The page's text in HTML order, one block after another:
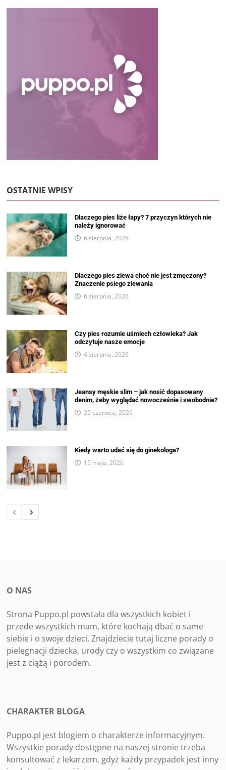
OSTATNIE WPISY
Dlaczego pies liże łapy? 7 przyczyn których nie
należy ignorować
6 sierpnia, 2026
Dlaczego pies ziewa choć nie jest zmęczony?
Znaczenie psiego ziewania
6 sierpnia, 2026
Czy pies rozumie uśmiech człowieka? Jak
odczytuje nasze emocje
4 sierpnia, 2026
Jeansy męskie slim – jak nosić dopasowany
denim, żeby wyglądać nowocześnie i swobodnie?
25 czerwca, 2026
Kiedy warto udać się do ginekologa?
15 maja, 2026
O NAS
Strona Puppo.pl powstała dla wszystkich kobiet i
przede wszystkich mam, które kochają dbać o same
siebie i o swoje dzieci, Znajdziecie tutaj liczne porady o
pielęgnacji dziecka, urody czy o wszystkim co związane
jest z ciążą i porodem.
CHARAKTER BLOGA
Puppo.pl jest blogiem o charakterze informacyjnym.
Wszystkie porady dostępne na naszej stronie trzeba
konsultować z lekarzem, gdyż każdy przypadek jest inny